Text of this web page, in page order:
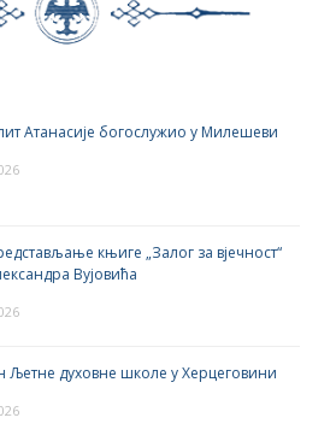
Атанасије богослужио у Милешеви
књиге „Залог за вјечност“
Вујовића
Љетне духовне школе у Херцеговини